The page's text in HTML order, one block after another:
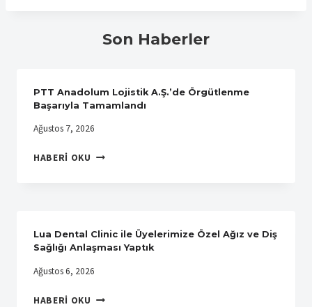
Son Haberler
PTT Anadolum Lojistik A.Ş.’de Örgütlenme
Başarıyla Tamamlandı
Ağustos 7, 2026
HABERI OKU PTT
BAŞARIYLA
TAMAMLANDI
Lua Dental Clinic ile Üyelerimize Özel Ağız ve Diş
Sağlığı Anlaşması Yaptık
Ağustos 6, 2026
HABERI OKU LUA